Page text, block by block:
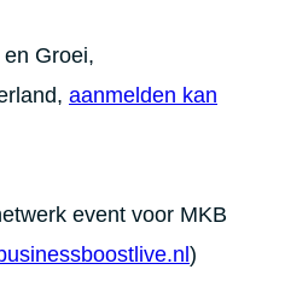
Groei,
aanmelden kan
event voor MKB
)